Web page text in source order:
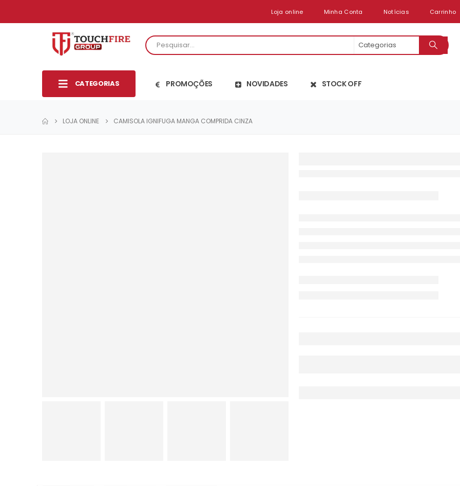
Loja online Minha Conta Notícias Carrinho
CATEGORIAS PROMOÇÕES NOVIDADES STOCK OFF
LOJA ONLINE CAMISOLA IGNIFUGA MANGA COMPRIDA CINZA